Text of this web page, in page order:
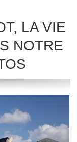
LA VIE
NOTRE